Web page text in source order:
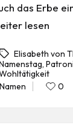
das Erbe
lesen
Elisabeth von
,
Posted
Namen 0